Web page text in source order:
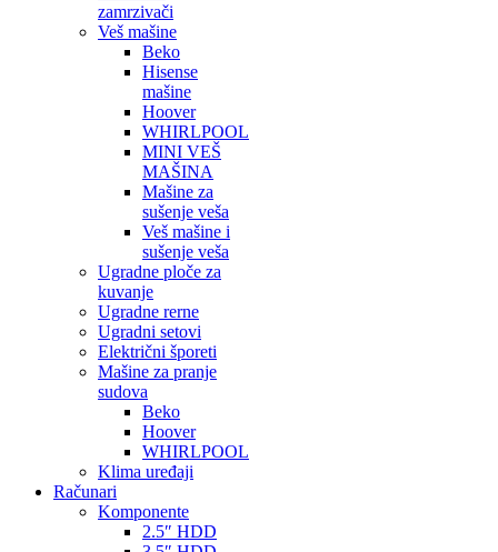
zamrzivači
Veš mašine
Beko
Hisense
mašine
Hoover
WHIRLPOOL
MINI VEŠ
MAŠINA
Mašine za
sušenje veša
Veš mašine i
sušenje veša
Ugradne ploče za
kuvanje
Ugradne rerne
Ugradni setovi
Električni šporeti
Mašine za pranje
sudova
Beko
Hoover
WHIRLPOOL
Klima uređaji
Računari
Komponente
2.5″ HDD